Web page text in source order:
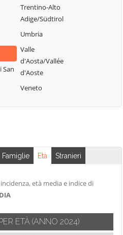
Troia
Vico del Gargano
Vieste
Volturara Appula
Volturino
San
Trentino-Alto
Adige/Südtirol
Umbria
Valle
d'Aosta/Vallée
d'Aoste
Veneto
Famiglie Età Stranieri
età media e indice di
ETÀ (ANNO 2024)